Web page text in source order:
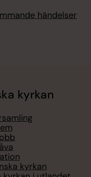
händelser
kyrkan
kyrkan